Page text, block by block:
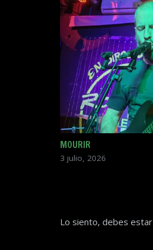
MOURIR
3 julio, 2026
Lo siento, debes estar